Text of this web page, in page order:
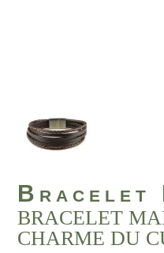
Bracelet
BRACELET
CHARME DU